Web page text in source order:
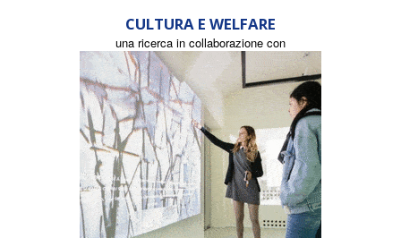
CULTURA E WELFARE
una ricerca in collaborazione con